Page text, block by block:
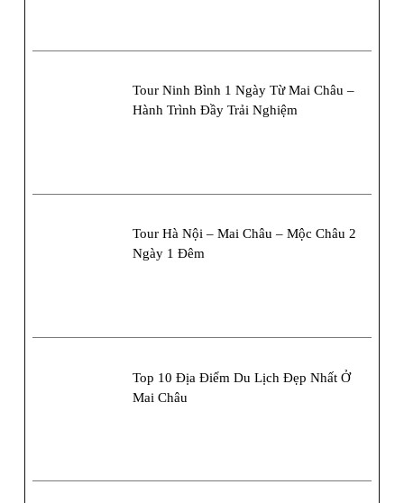
Tour Ninh Bình 1 Ngày Từ Mai Châu –
Hành Trình Đầy Trải Nghiệm
Tour Hà Nội – Mai Châu – Mộc Châu 2
Ngày 1 Đêm
Top 10 Địa Điểm Du Lịch Đẹp Nhất Ở
Mai Châu